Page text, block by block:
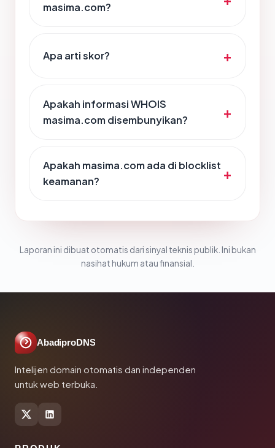
masima.com?
Apa arti skor?
Apakah informasi WHOIS
masima.com disembunyikan?
Apakah masima.com ada di blocklist
keamanan?
Laporan ini dibuat otomatis dari sinyal teknis publik. Ini bukan
nasihat hukum atau finansial.
AbadiproDNS
Intelijen domain otomatis dan independen
untuk web terbuka.